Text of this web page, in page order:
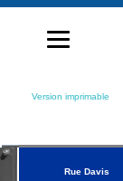
Version imprimable
Rue Davis